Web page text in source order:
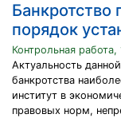
Банкротство
порядок
Контрольная
Актуальность
банкротства
институт в
правовых норм,